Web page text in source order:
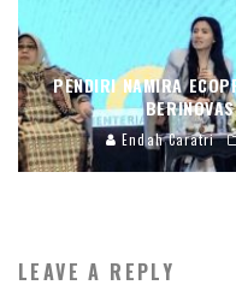
PENDIRI NAMIRA
Endah Caratri
LEAVE A REPLY